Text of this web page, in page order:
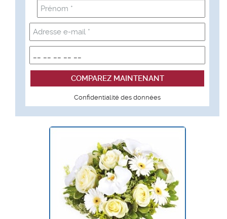
Confidentialité des données